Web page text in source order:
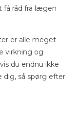
få råd fra lægen
er alle meget
virkning og
du endnu ikke
så spørg efter